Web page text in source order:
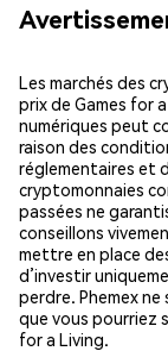
Les marchés des
prix de Games for
numériques peut
raison des
réglementaires et
cryptomonnaies
passées ne
conseillons
mettre en place
d’investir
perdre. Phemex
que vous pourriez
for a Living.